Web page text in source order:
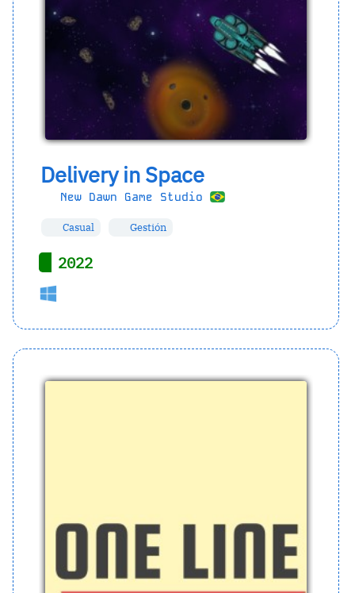
Delivery in Space
New Dawn Game Studio
Casual Gestión
2022